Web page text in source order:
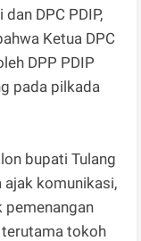
DPC PDIP,
Ketua DPC
DPP PDIP
pada pilkada
bupati Tulang
ajak komunikasi,
pemenangan
tokoh